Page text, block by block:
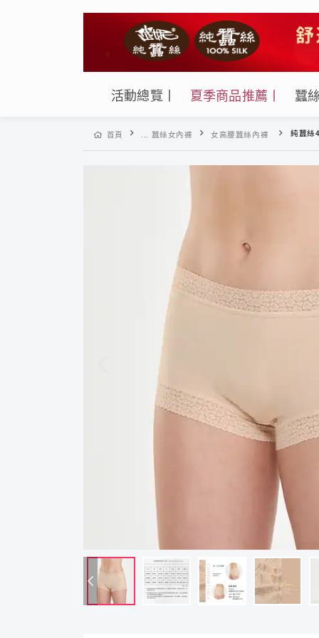
活動總覽丨 夏季商品推薦丨 蠶
首頁 ... 蠶絲女內褲 女高腰蠶絲內褲 純蠶絲42針